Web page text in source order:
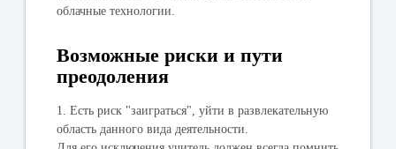
облачные технологии.
Возможные риски и пути
преодоления
1. Есть риск "заиграться", уйти в развлекательную
область данного вида деятельности.